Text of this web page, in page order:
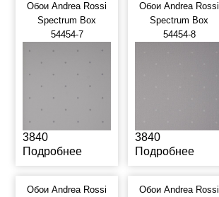
Обои Andrea Rossi
Spectrum Box
54454-7
3840
Подробнее
Обои Andrea Rossi
Spectrum Box
54454-8
3840
Подробнее
Обои Andrea Rossi
Обои Andrea Rossi